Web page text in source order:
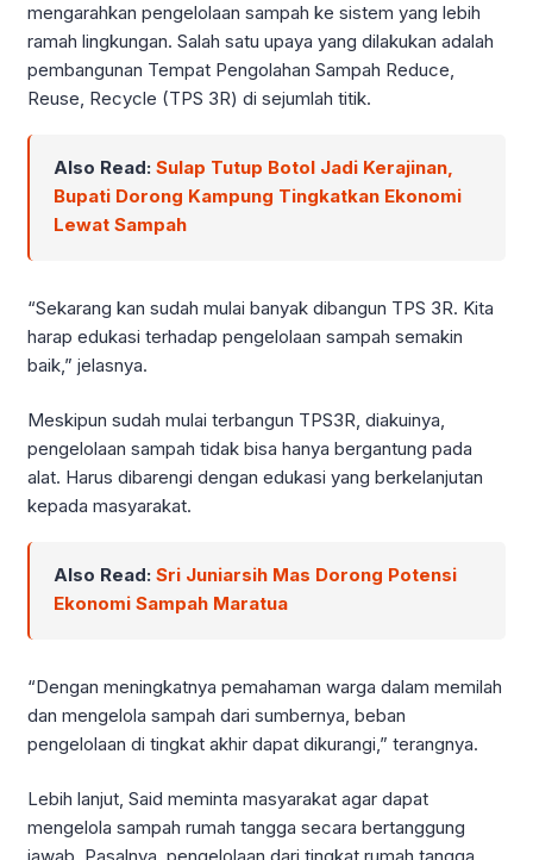
mengarahkan pengelolaan sampah ke sistem yang lebih
ramah lingkungan. Salah satu upaya yang dilakukan adalah
pembangunan Tempat Pengolahan Sampah Reduce,
Reuse, Recycle (TPS 3R) di sejumlah titik.
Also Read: Sulap Tutup Botol Jadi Kerajinan,
Bupati Dorong Kampung Tingkatkan Ekonomi
Lewat Sampah
“Sekarang kan sudah mulai banyak dibangun TPS 3R. Kita
harap edukasi terhadap pengelolaan sampah semakin
baik,” jelasnya.
Meskipun sudah mulai terbangun TPS3R, diakuinya,
pengelolaan sampah tidak bisa hanya bergantung pada
alat. Harus dibarengi dengan edukasi yang berkelanjutan
kepada masyarakat.
Also Read: Sri Juniarsih Mas Dorong Potensi
Ekonomi Sampah Maratua
“Dengan meningkatnya pemahaman warga dalam memilah
dan mengelola sampah dari sumbernya, beban
pengelolaan di tingkat akhir dapat dikurangi,” terangnya.
Lebih lanjut, Said meminta masyarakat agar dapat
mengelola sampah rumah tangga secara bertanggung